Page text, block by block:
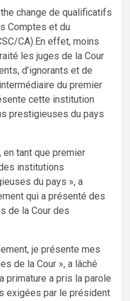
change de qualificatifs
Comptes et du
CA).En effet, moins
les juges de la Cour
d’ignorants et de
du premier
cette institution
prestigieuses du pays
en tant que premier
institutions
du pays », a
qui a présenté des
de la Cour des
je présente mes
de la Cour », a lâché
primature a pris la parole
exigées par le président